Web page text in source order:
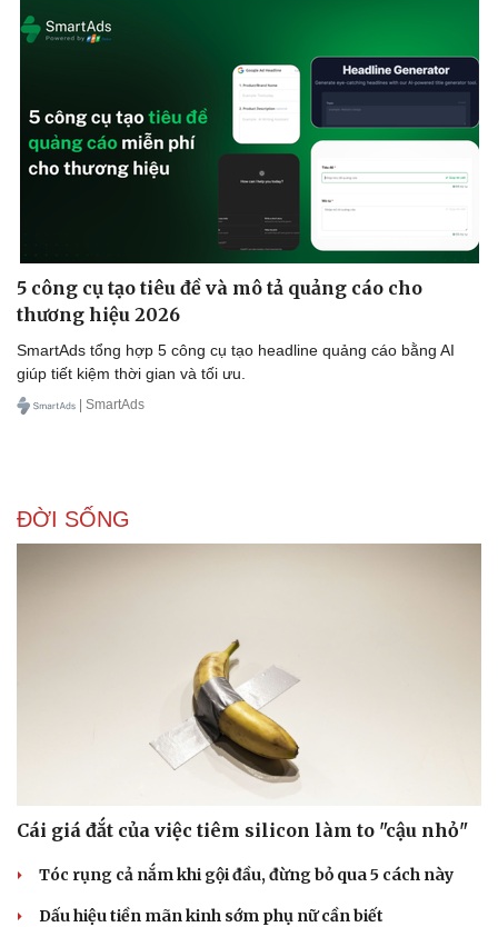
Cây thuốc
Làm đẹp - giảm cân
Phòng mạch online
Ăn sạch sống khỏe
Tình yêu - Gia đình
5 công cụ tạo tiêu đề và mô tả quảng cáo cho
thương hiệu 2026
SmartAds tổng hợp 5 công cụ tạo headline quảng cáo bằng AI
giúp tiết kiệm thời gian và tối ưu.
| SmartAds
ĐỜI SỐNG
Cái giá đắt của việc tiêm silicon làm to "cậu nhỏ"
Tóc rụng cả nắm khi gội đầu, đừng bỏ qua 5 cách này
Dấu hiệu tiền mãn kinh sớm phụ nữ cần biết